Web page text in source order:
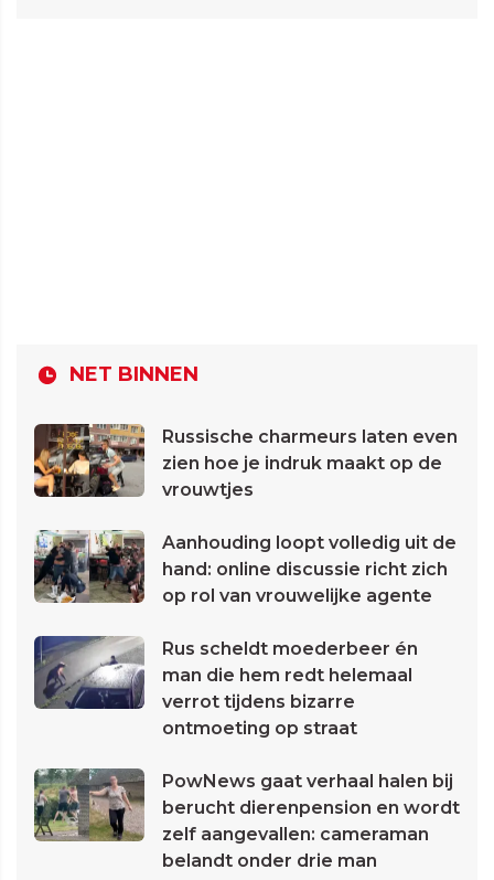
NET BINNEN
Russische charmeurs laten even
zien hoe je indruk maakt op de
vrouwtjes
Aanhouding loopt volledig uit de
hand: online discussie richt zich
op rol van vrouwelijke agente
Rus scheldt moederbeer én
man die hem redt helemaal
verrot tijdens bizarre
ontmoeting op straat
PowNews gaat verhaal halen bij
berucht dierenpension en wordt
zelf aangevallen: cameraman
belandt onder drie man